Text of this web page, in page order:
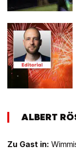
ALBERT
Zu Gast in: